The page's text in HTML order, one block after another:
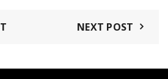
NEXT POST